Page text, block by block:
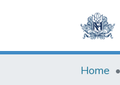
Home